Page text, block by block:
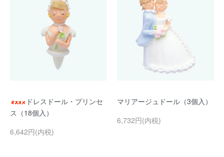
ドレスドール・プリンセ
ス（18個入）
6,642円(内税)
マリアージュドール（3個入）
6,732円(内税)